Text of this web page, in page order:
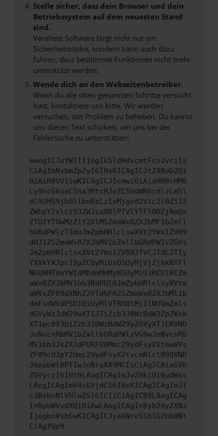
Stelle sicher, dass dein Browser und dein
Betriebssystem auf dem neuesten Stand
sind.
Veraltete Software birgt nicht nur ein
Sicherheitsrisiko, sondern kann auch dazu
führen, dass bestimmte Funktionen nicht mehr
unterstützt werden.
Wende dich an den Webseitenbetreiber.
Wenn du alle oben genannten Schritte versucht
hast, kontaktiere uns bitte. Wir werden
versuchen, das Problem zu beheben. Du kannst
uns diesen Text schicken, um uns bei der
Fehlersuche zu unterstützen:
ewogICJuYW1lIjogIk5ldHdvcmtFcnJvciIs
CiAgImNvbmZpZyI6IHsKICAgICJtZXRob2Qi
OiAiR0VUIiwKICAgICJ1cmwiOiAiaHR0cHM6
Ly9hcGkueC5ha3MtcHJvZC5hdWRhcmlzLm5l
dC92MS9jbGllbnRzLzIxMjgvd2Vic2l0ZS12
ZWhpY2xlcz93ZWJzaXRlPTVlYTFlODZjNmQx
ZTU2YTUwMzZiY2VlMSZmaWx0ZXJbMF1bZmll
bGRdPWlzT3duJmZpbHRlclswXVt2YWx1ZV09
dHJ1ZSZmaWx0ZXJbMV1bZmllbGRdPW1vZGVs
JmZpbHRlclsxXVt2YWx1ZV09JTVCJTdCJTIy
YXVkYXJpc19pZCUyMiUzQSUyMjVjZjhkNTFl
NGQ0MTVmYWI4MDdmMmMyNSUyMiU3RCU1RCZm
aWx0ZXJbMV1bb3BdPUlOJmZpbHRlclsyXVtm
aWVsZF09dXNhZ2VTdGF0ZSZmaWx0ZXJbMl1b
dmFsdWVdPSU1QiUyMlVTRUQlMjIlNUQmZmls
dGVyWzJdW29wXT1JTiZzb3J0WzBdW2ZpZWxk
XT1pc093biZzb3J0WzBdW29yZGVyXT1ERVND
JnNvcnRbMV1bZmllbGRdPWlzVG9wJnNvcnRb
MV1bb3JkZXJdPURFU0Mmc29ydFsyXVtmaWVs
ZF09cHJpY2Umc29ydFsyXVtvcmRlcl09QVND
JmxpbWl0PTIwJnNraXA9MCIsCiAgICAiaGVh
ZGVycyI6IHt9LAogICAgImJvZHkiOiBudWxs
LAogICAgImV4cGVjdCI6IHsKICAgICAgInJl
c3BvbnNlVHlwZSI6ICIiCiAgICB9LAogICAg
InRpbWVvdXQiOiAwLAogICAgInByb2dyZXNz
IjogbnVsbCwKICAgICJyaXNreSI6IGZhbHNl
CiAgfQp9